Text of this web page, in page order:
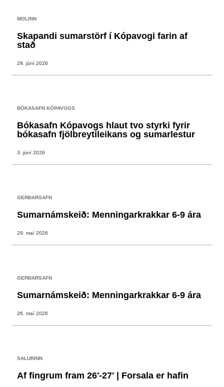
MOLINN
Skapandi sumarstörf í Kópavogi farin af
stað
29. júní 2026
BÓKASAFN KÓPAVOGS
Bókasafn Kópavogs hlaut tvo styrki fyrir
bókasafn fjölbreytileikans og sumarlestur
3. júní 2026
GERÐARSAFN
Sumarnámskeið: Menningarkrakkar 6-9 ára
29. maí 2026
GERÐARSAFN
Sumarnámskeið: Menningarkrakkar 6-9 ára
26. maí 2026
SALURINN
Af fingrum fram 26′-27′ | Forsala er hafin